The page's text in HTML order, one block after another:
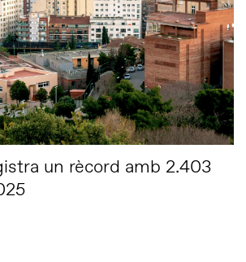
un rècord amb 2.403